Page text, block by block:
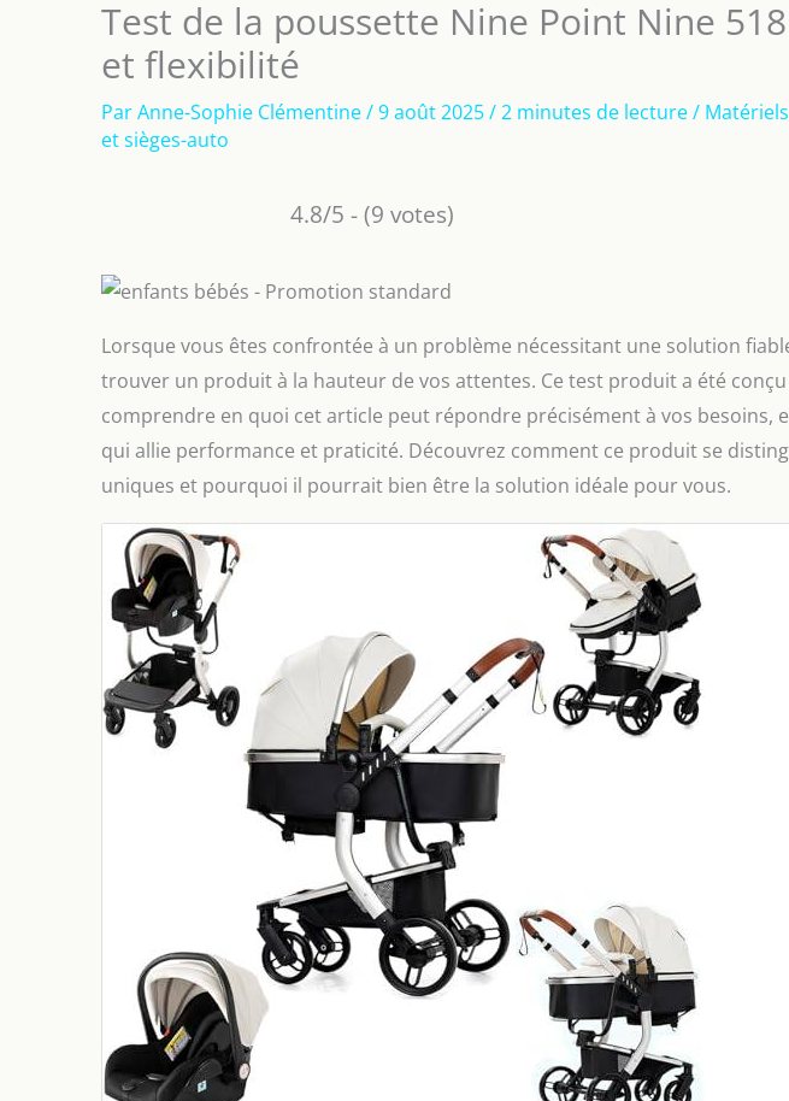
Test de la poussette Nine Point Nine
et flexibilité
ParAnne-Sophie Clémentine/9 août 2025/2 minutes de lecture/
et sièges-auto
4.8/5 - (9 votes)
Lorsque vous êtes confrontée à un problème nécessitant une solution
trouver un produit à la hauteur de vos attentes. Ce test produit a été
comprendre en quoi cet article peut répondre précisément à vos besoins,
qui allie performance et praticité. Découvrez comment ce produit se
uniques et pourquoi il pourrait bien être la solution idéale pour vous.